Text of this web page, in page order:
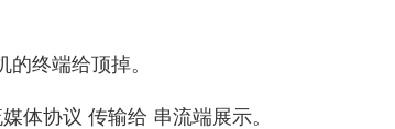
终端给顶掉。
体协议 传输给 串流端展示。